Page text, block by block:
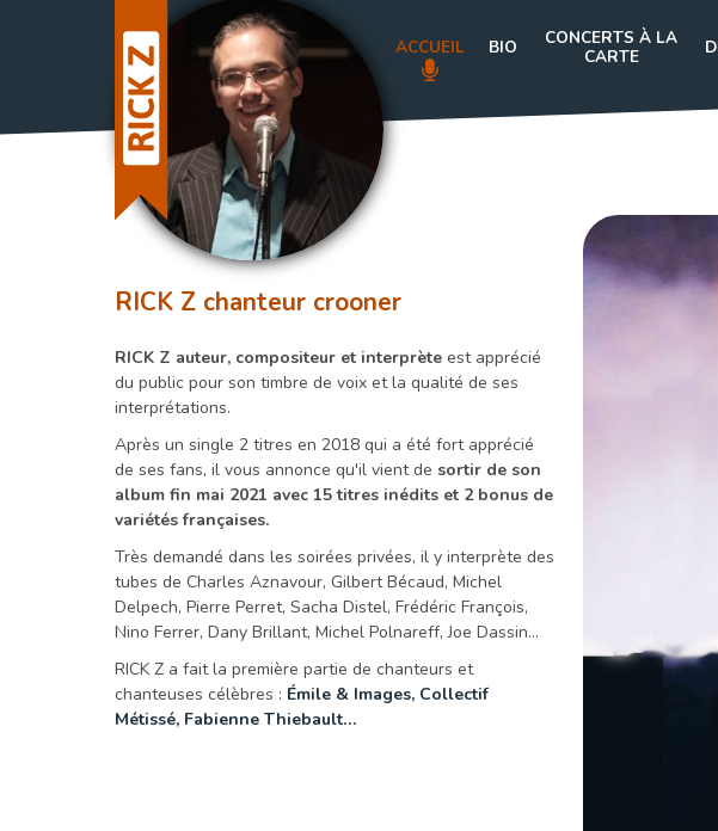
ACCUEIL BIO
CONCERTS À LA
CARTE
RICK Z chanteur crooner
RICK Z auteur, compositeur et interprète est apprécié
du public pour son timbre de voix et la qualité de ses
interprétations.
Après un single 2 titres en 2018 qui a été fort apprécié
de ses fans, il vous annonce qu'il vient de sortir de son
album fin mai 2021 avec 15 titres inédits et 2 bonus de
variétés françaises.
Très demandé dans les soirées privées, il y interprète des
tubes de Charles Aznavour, Gilbert Bécaud, Michel
Delpech, Pierre Perret, Sacha Distel, Frédéric François,
Nino Ferrer, Dany Brillant, Michel Polnareff, Joe Dassin…
RICK Z a fait la première partie de chanteurs et
chanteuses célèbres : Émile & Images, Collectif
Métissé, Fabienne Thiebault…